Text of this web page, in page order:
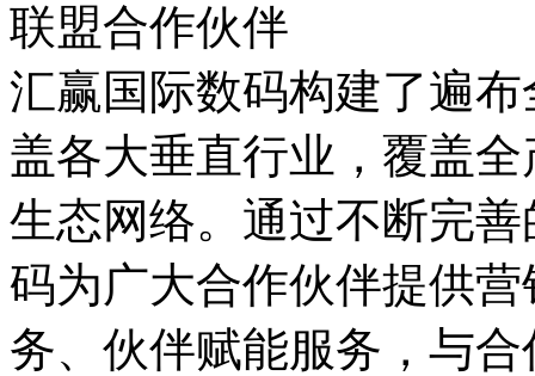
联盟合作伙伴
汇赢国际数码构建了遍布全
盖各大垂直行业，覆盖
生态网络。通过不断完善
码为广大合作伙伴提供营
务、伙伴赋能服务，